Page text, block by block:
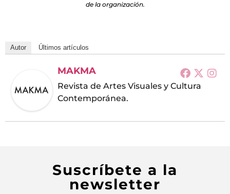
de la organización.
Autor Últimos artículos
MAKMA
Revista de Artes Visuales y Cultura
Contemporánea.
Suscríbete a la
newsletter